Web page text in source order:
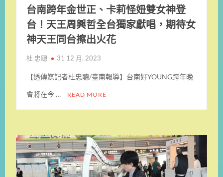
台南跨年金世正、卡莉怪妞雙女神登
台！天王周興哲全台獨家獻唱，期待女
神天王同台擦出火花
杜 忠聰 31 12 月, 2023
【透傳媒記者杜忠聰/臺南報導】台南好YOUNG跨年晚
會將在今 … READ MORE